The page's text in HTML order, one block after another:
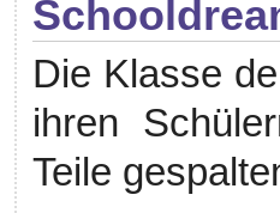
Die Klasse
ihren
Teile